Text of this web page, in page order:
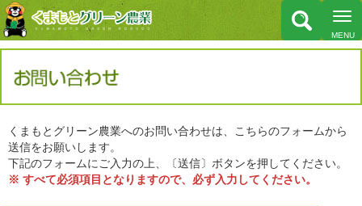
くまもとグリーン農業へのお問い合わせは、こちらのフォームから
送信をお願いします。
下記のフォームにご入力の上、〔送信〕ボタンを押してください。
※ すべて必須項目となりますので、必ず入力してください。